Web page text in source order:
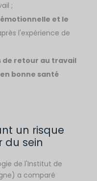
;
et le
l'expérience de
de retour au travail
bonne santé
un risque
du sein
de l'Institut de
a comparé